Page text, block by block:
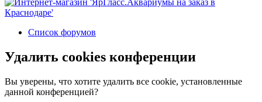
Список форумов
Удалить cookies конференции
Вы уверены, что хотите удалить все cookie, установленные
данной конференцией?